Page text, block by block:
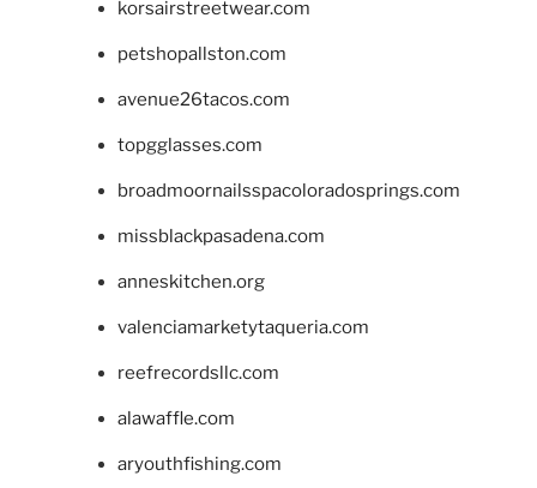
korsairstreetwear.com
petshopallston.com
avenue26tacos.com
topgglasses.com
broadmoornailsspacoloradosprings.com
missblackpasadena.com
anneskitchen.org
valenciamarketytaqueria.com
reefrecordsllc.com
alawaffle.com
aryouthfishing.com